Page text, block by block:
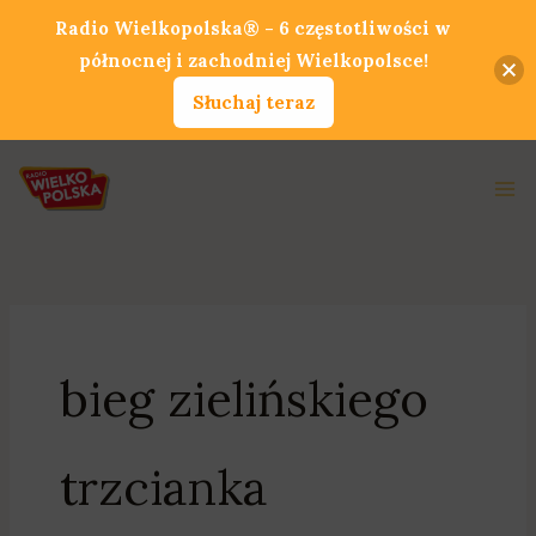
bieg zielińskiego
trzcianka
Radio Wielkopolska® - 6 częstotliwości w
północnej i zachodniej Wielkopolsce!
Słuchaj teraz